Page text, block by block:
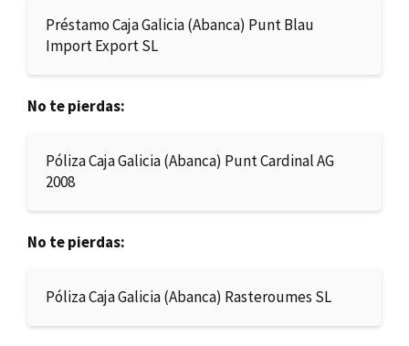
Préstamo Caja Galicia (Abanca) Punt Blau
Import Export SL
No te pierdas:
Póliza Caja Galicia (Abanca) Punt Cardinal AG
2008
No te pierdas:
Póliza Caja Galicia (Abanca) Rasteroumes SL